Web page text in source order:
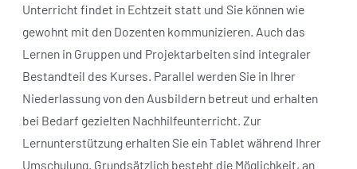
Unterricht findet in Echtzeit statt und Sie können wie
gewohnt mit den Dozenten kommunizieren. Auch das
Lernen in Gruppen und Projektarbeiten sind integraler
Bestandteil des Kurses. Parallel werden Sie in Ihrer
Niederlassung von den Ausbildern betreut und erhalten
bei Bedarf gezielten Nachhilfeunterricht. Zur
Lernunterstützung erhalten Sie ein Tablet während Ihrer
Umschulung. Grundsätzlich besteht die Möglichkeit, an